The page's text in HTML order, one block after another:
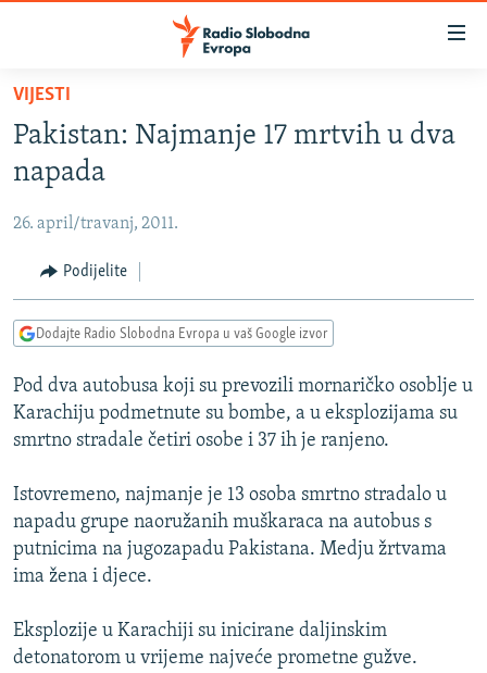
Pređite
glavni
sadržaj
Pređite
na
navigaciju
Pređite
na
VIJESTI
BOSNA I HERCEGOVINA
SRBIJA
KOSOVO
CRNA GORA
VIDEO
FOTOGALERIJE
INFOGRAFIKE
PODCASTI
RAT U UKRAJINI
KINA NA BALKANU
ISPRIČAJ MI
DNEVNO@RSE
SPECIJALI RSE
VIŠE OD NASLOVA
GENOCID U SREBRENICI
PRATITE NAS
VIJESTI
Pakistan: Najmanje 17 mrtvih u dva
napada
26. april/travanj, 2011.
Podijelite
Dodajte Radio Slobodna Evropa u vaš Google izvor
Pod dva autobusa koji su prevozili mornaričko osoblje u
Karachiju podmetnute su bombe, a u eksplozijama su
smrtno stradale četiri osobe i 37 ih je ranjeno.
Istovremeno, najmanje je 13 osoba smrtno stradalo u
napadu grupe naoružanih muškaraca na autobus s
putnicima na jugozapadu Pakistana. Medju žrtvama
ima žena i djece.
Eksplozije u Karachiji su inicirane daljinskim
detonatorom u vrijeme najveće prometne gužve.